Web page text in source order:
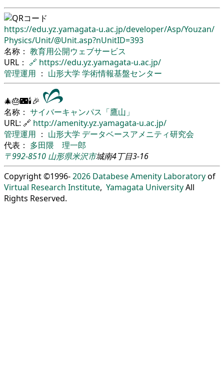
https://edu.yz.yamagata-u.ac.jp/developer/Asp/Youzan/
Physics/Unit/@Unit.asp?nUnitID=393
名称： 教育用公開ウェブサービス
URL： 🔗 https://edu.yz.yamagata-u.ac.jp/
管理運用 ： 山形大学 学術情報基盤センター
🎄🎂🌃🕯🎉
名称： サイバーキャンパス「鷹山」
URL: 🔗 http://amenity.yz.yamagata-u.ac.jp/
管理運用 ： 山形大学 データベースアメニティ研究会
代表： 多田隈 理一郎
〒992-8510 山形県米沢市城南4丁目3-16
Copyright ©1996-2026 Databese Amenity Laboratoryof
Virtual Research Institute, Yamagata UniversityAll
Rights Reserved.